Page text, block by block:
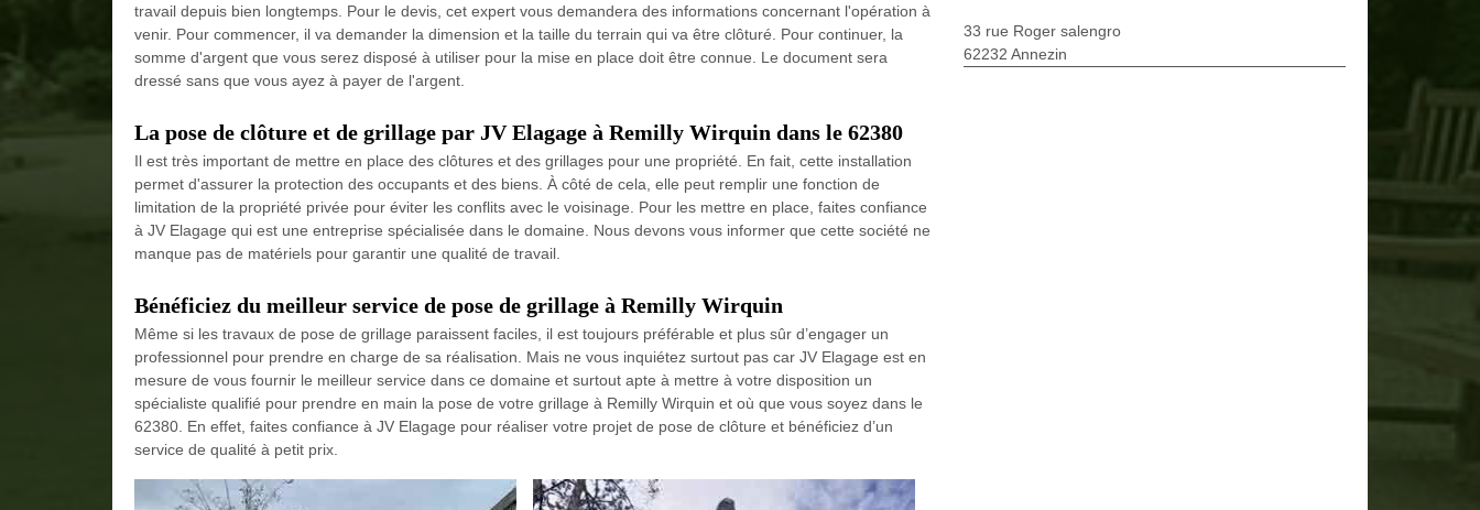
travail depuis bien longtemps. Pour le devis, cet expert vous demandera des informations concernant l'opération à
venir. Pour commencer, il va demander la dimension et la taille du terrain qui va être clôturé. Pour continuer, la
somme d'argent que vous serez disposé à utiliser pour la mise en place doit être connue. Le document sera
dressé sans que vous ayez à payer de l'argent.
La pose de clôture et de grillage par JV Elagage à Remilly Wirquin dans le 62380
Il est très important de mettre en place des clôtures et des grillages pour une propriété. En fait, cette installation
permet d'assurer la protection des occupants et des biens. À côté de cela, elle peut remplir une fonction de
limitation de la propriété privée pour éviter les conflits avec le voisinage. Pour les mettre en place, faites confiance
à JV Elagage qui est une entreprise spécialisée dans le domaine. Nous devons vous informer que cette société ne
manque pas de matériels pour garantir une qualité de travail.
Bénéficiez du meilleur service de pose de grillage à Remilly Wirquin
Même si les travaux de pose de grillage paraissent faciles, il est toujours préférable et plus sûr d’engager un
professionnel pour prendre en charge de sa réalisation. Mais ne vous inquiétez surtout pas car JV Elagage est en
mesure de vous fournir le meilleur service dans ce domaine et surtout apte à mettre à votre disposition un
spécialiste qualifié pour prendre en main la pose de votre grillage à Remilly Wirquin et où que vous soyez dans le
62380. En effet, faites confiance à JV Elagage pour réaliser votre projet de pose de clôture et bénéficiez d’un
service de qualité à petit prix.
33 rue Roger salengro
62232 Annezin